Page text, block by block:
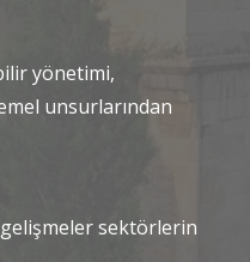
yönetimi,
unsurlarından
sektörlerin